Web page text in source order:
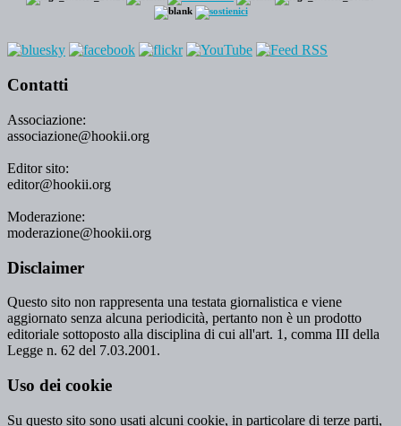
Contatti
Associazione:
associazione@hookii.org
Editor sito:
editor@hookii.org
Moderazione:
moderazione@hookii.org
Disclaimer
Questo sito non rappresenta una testata giornalistica e viene
aggiornato senza alcuna periodicità, pertanto non è un prodotto
editoriale sottoposto alla disciplina di cui all'art. 1, comma III della
Legge n. 62 del 7.03.2001.
Uso dei cookie
Su questo sito sono usati alcuni cookie, in particolare di terze parti,